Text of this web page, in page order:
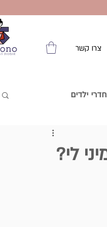
צרו קשר
ילדים
לי?